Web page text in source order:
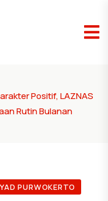
Positif, LAZNAS
Rutin Bulanan
PURWOKERTO